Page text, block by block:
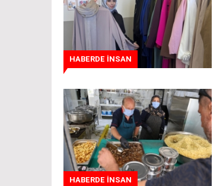
HABERDE İNSAN
HABERDE İNSAN